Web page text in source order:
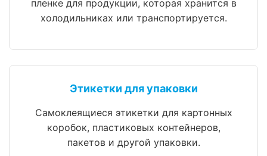
пленке для продукции, которая хранится в
холодильниках или транспортируется.
Этикетки для упаковки
Самоклеящиеся этикетки для картонных
коробок, пластиковых контейнеров,
пакетов и другой упаковки.